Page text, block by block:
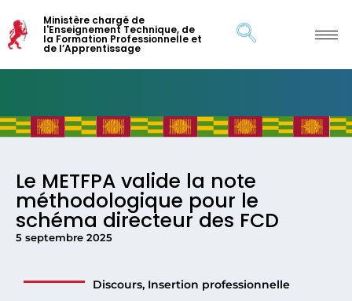
Ministère chargé de
l'Enseignement Technique, de
la Formation Professionnelle et
de l’Apprentissage
Le METFPA valide la note
méthodologique pour le
schéma directeur des FCD
5 septembre 2025
Discours, Insertion professionnelle